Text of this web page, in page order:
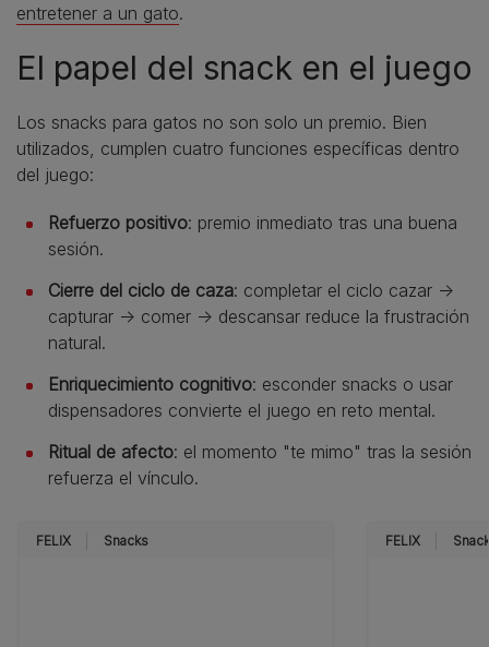
entretener a un gato.
El papel del snack en el juego
Los snacks para gatos no son solo un premio. Bien
utilizados, cumplen cuatro funciones específicas dentro
del juego:
Refuerzo positivo: premio inmediato tras una buena
sesión.
Cierre del ciclo de caza: completar el ciclo cazar →
capturar → comer → descansar reduce la frustración
natural.
Enriquecimiento cognitivo: esconder snacks o usar
dispensadores convierte el juego en reto mental.
Ritual de afecto: el momento "te mimo" tras la sesión
refuerza el vínculo.
FELIX Snacks FELIX